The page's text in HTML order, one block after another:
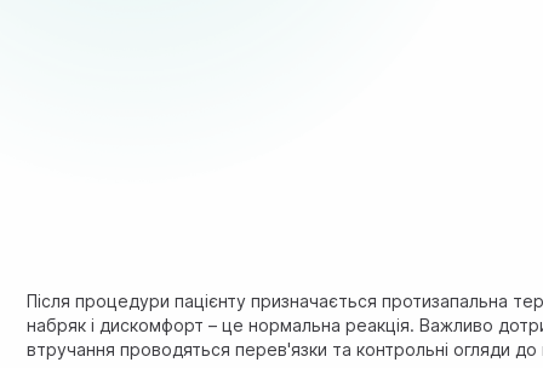
Після процедури пацієнту призначається протизапальна
набряк і дискомфорт – це нормальна реакція. Важливо
втручання проводяться перев'язки та контрольні огляди до